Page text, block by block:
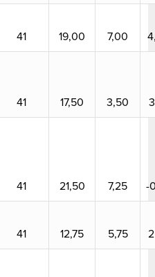
41 19,00 7,00
41 17,50 3,50
41 21,50 7,25 -
41 12,75 5,75